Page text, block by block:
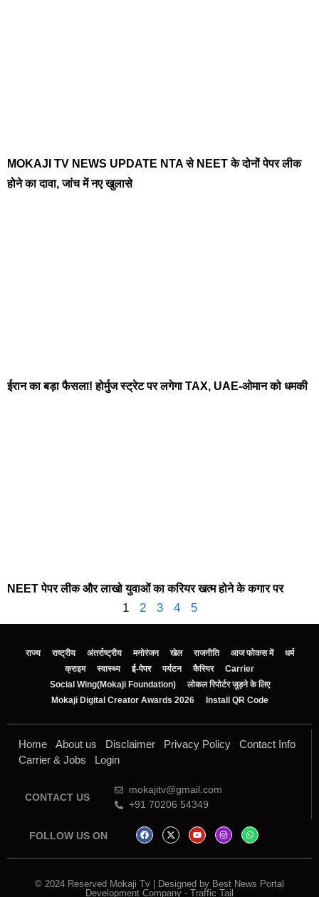
MOKAJI TV NEWS UPDATE NTA से NEET के दोनों पेपर लीक
होने का दावा, जांच में नए खुलासे
ईरान का बड़ा फैसला! होर्मुज स्ट्रेट पर लगेगा TAX, UAE-ओमान को धमकी
NEET पेपर लीक और लाखो युवाओं का करियर खत्म होने के कगार पर
1 2 3 4 5
राज्य राष्ट्रीय अंतर्राष्ट्रीय मनोरंजन खेल राजनीति आज फोकस में
धर्म
क्राइम
स्वास्थ्य ई-पेपर पर्यटन कैरियर
Carrier
Social Wing(Mokaji Foundation)
लोकल रिपोर्टर जुड़ने के लिए
Mokaji Digital Creator Awards 2026
Install QR Code
Home About us Disclaimer Privacy Policy
Contact Info
Carrier & Jobs
Login
CONTACT US
mokajitv@gmail.com
+91 70206 54349
FOLLOW US ON
© 2024 Reserved Mokaji Tv | Designed by Best News Portal
Development Company - Traffic Tail